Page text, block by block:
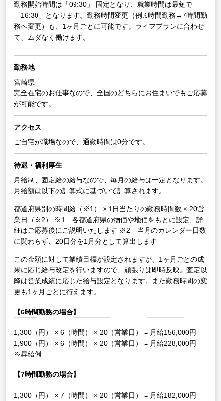
勤務開始時間は「09:30」 固定となり、就業時間は最短で
「16:30」となります。勤務時間変更（例.6時間勤務→7時間勤
務へ変更）も、1ヶ月ごとに可能です。ライフプランに合わせ
て、ムダなく働けます。
勤務地
宮崎県
完全在宅のお仕事なので、全国のどちらにお住まいでもご応募
が可能です。
アクセス
ご自宅が職場なので、通勤時間は0分です。
待遇・福利厚生
月給制、固定給の給与なので、毎月の給与は一定となります。
月給額は以下の計算式に基づいて計算されます。
都道府県別の時間給（※1） × 1日当たりの勤務時間数 × 20営
業日（※2）
※1 各都道府県の物価や地価をもとに設定、詳
細はご応募後にご説明いたします ※2 当月のカレンダー日数
に関わらず、20日分を1月分として算出します
この金額に対して業績目標が設定されますが、1ヶ月ごとの成
果に応じ給与改定を行いますので、頑張りは即時反映。査定以
降は営業成績に応じた給与設定となります。また勤務時間の変
更も1ヶ月ごとに行えます。
【6時間勤務の場合】
1,300（円） × 6（時間） × 20（営業日） = 月給156,000円
1,900（円） × 6（時間） × 20（営業日） = 月給228,000円
※昇給例
【7時間勤務の場合】
1,300（円） × 7（時間） × 20（営業日） = 月給182,000円